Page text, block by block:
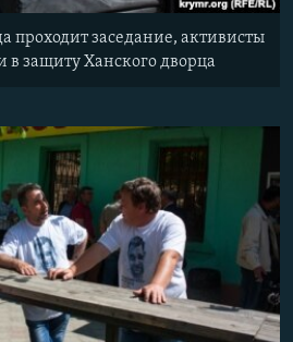
проходит заседание, активисты
в защиту Ханского дворца